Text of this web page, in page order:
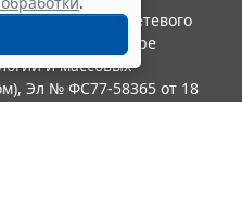
в качестве сетевого
по надзору в сфере
и массовых
Эл № ФС77-58365 от 18